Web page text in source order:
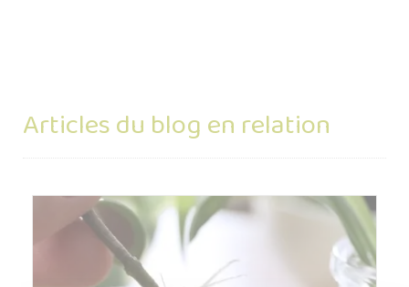
Articles du blog en relation